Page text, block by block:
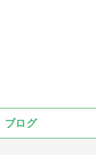
ブログ